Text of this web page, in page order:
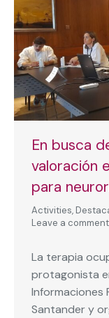
En busca
valoración
para
Activities,
Leave a comment
La terapia
protagonista
Informaciones
Santander y